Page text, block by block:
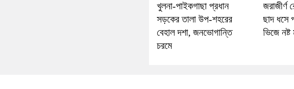
খুলনা-পাইকগাছা প্রধান
সড়কের তালা উপ-শহরের
বেহাল দশা, জনভোগান্তি
চরমে
জরাজীর্ণ
ছাদ ধসে
ভিজে